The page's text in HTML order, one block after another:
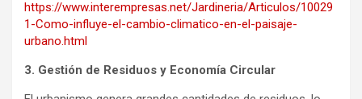
https://www.interempresas.net/Jardineria/Articulos/10029
1-Como-influye-el-cambio-climatico-en-el-paisaje-
urbano.html
3. Gestión de Residuos y Economía Circular